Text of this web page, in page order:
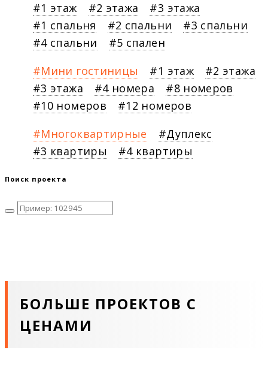
1 этаж
2 этажа
3 этажа
1 спальня
2 спальни
3 спальни
4 спальни
5 спален
Мини гостиницы
1 этаж
2 этажа
3 этажа
4 номера
8 номеров
10 номеров
12 номеров
Многоквартирные
Дуплекс
3 квартиры
4 квартиры
Поиск проекта
БОЛЬШЕ ПРОЕКТОВ С
ЦЕНАМИ